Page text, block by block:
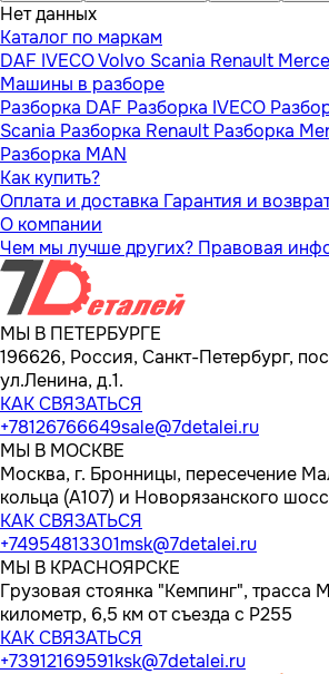
Нет данных
Каталог по маркам
DAF IVECOVolvo Scania Renault
Машины в разборе
Разборка DAF Разборка IVECO
Scania Разборка Renault Разборка
Разборка MAN
Как купить?
Оплата и доставка Гарантия и
О компании
Чем мы лучше других? Правовая
МЫ В ПЕТЕРБУРГЕ
196626, Россия, Санкт-Петербург,
ул.Ленина, д.1.
КАК СВЯЗАТЬСЯ
+78126766649sale@7detalei.ru
МЫ В МОСКВЕ
Москва, г. Бронницы, пересечение
кольца (А107) и Новорязанского
КАК СВЯЗАТЬСЯ
+74954813301msk@7detalei.ru
МЫ В КРАСНОЯРСКЕ
Грузовая стоянка "Кемпинг", трасса
километр, 6,5 км от съезда с Р255
КАК СВЯЗАТЬСЯ
+73912169591ksk@7detalei.ru